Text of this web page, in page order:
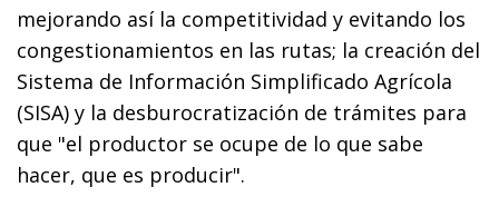
mejorando así la competitividad y evitando los
congestionamientos en las rutas; la creación del
Sistema de Información Simplificado Agrícola
(SISA) y la desburocratización de trámites para
que "el productor se ocupe de lo que sabe
hacer, que es producir".